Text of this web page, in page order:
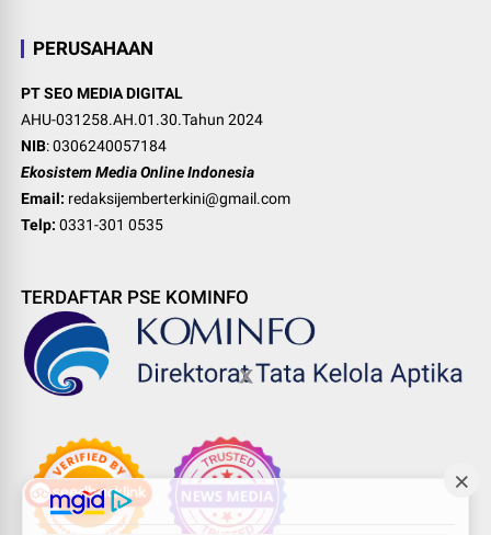
PERUSAHAAN
PT SEO MEDIA DIGITAL
AHU-031258.AH.01.30.Tahun 2024
NIB: 0306240057184
Ekosistem Media Online Indonesia
Email: redaksijemberterkini@gmail.com
Telp: 0331-301 0535
TERDAFTAR PSE KOMINFO